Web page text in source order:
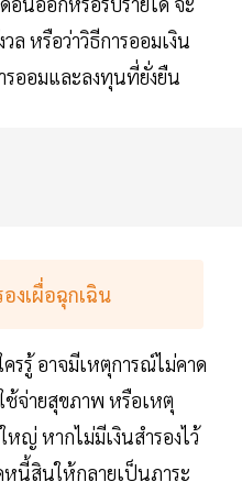
ล หรือว่าวิธีการออมเงิน
ออมและลงทุนที่ยั่งยืน
งเผื่อฉุกเฉิน
รรู้ อาจมีเหตุการณ์ไม่คาด
จ่ายสุขภาพ หรือเหตุ
ญ่ หากไม่มีเงินสำรองไว้
หนี้สินให้กลายเป็นภาระ